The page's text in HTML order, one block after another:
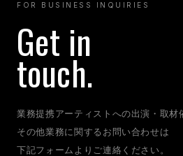
FOR BUSINESS INQUIRIES
Get in
touch.
業務提携アーティストへの出演・取材
その他業務に関するお問い合わせは
下記フォームよりご連絡ください。